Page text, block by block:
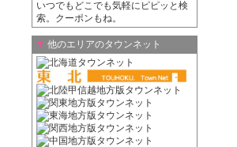
いつでもどこでも気軽にピピッと検
索。クーポンもね。
▼ 他のエリアのタウンネット